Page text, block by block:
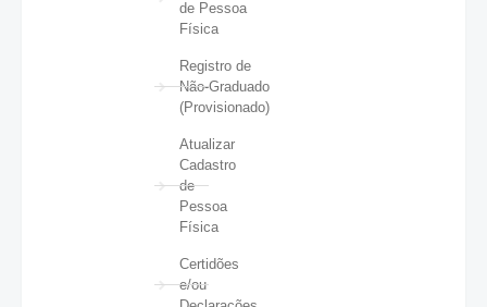
de Pessoa
Física
Registro de
Não-Graduado
(Provisionado)
Atualizar
Cadastro
de
Pessoa
Física
Certidões
e/ou